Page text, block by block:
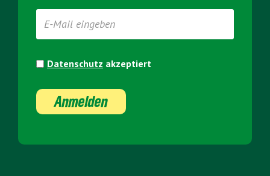
Datenschutz akzeptiert
Anmelden